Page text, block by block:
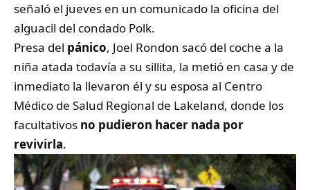
señaló el jueves en un comunicado la oficina del
alguacil del condado Polk.
Presa del pánico, Joel Rondon sacó del coche a la
niña atada todavía a su sillita, la metió en casa y de
inmediato la llevaron él y su esposa al Centro
Médico de Salud Regional de Lakeland, donde los
facultativos no pudieron hacer nada por
revivirla.